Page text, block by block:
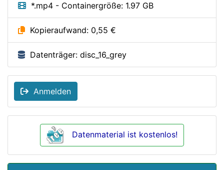
*.mp4 - Containergröße: 1.97 GB
Kopieraufwand: 0,55 €
Datenträger: disc_16_grey
Anmelden
Datenmaterial ist kostenlos!